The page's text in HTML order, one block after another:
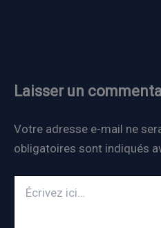
Laisser un
Votre adresse e-mail ne
obligatoires sont indiqués
ici…